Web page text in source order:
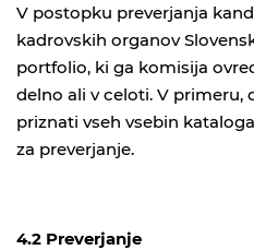
V postopku preverjanja
kadrovskih organov
portfolio, ki ga komisija
delno ali v celoti. V primeru,
priznati vseh vsebin
za preverjanje.
4.2 Preverjanje